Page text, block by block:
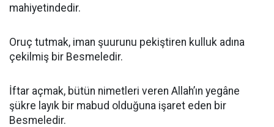
mahiyetindedir.
Oruç tutmak, iman şuurunu pekiştiren kulluk adına
çekilmiş bir Besmeledir.
İftar açmak, bütün nimetleri veren Allah’ın yegâne
şükre layık bir mabud olduğuna işaret eden bir
Besmeledir.